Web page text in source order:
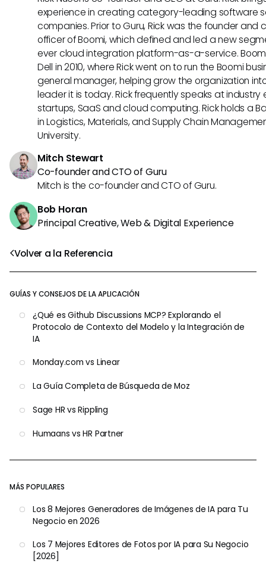
Volver a la Referencia
GUÍAS Y CONSEJOS DE LA APLICACIÓN
¿Qué es Github Discussions MCP? Explorando el
Protocolo de Contexto del Modelo y la Integración de
IA
Monday.com vs Linear
La Guía Completa de Búsqueda de Moz
Sage HR vs Rippling
Humaans vs HR Partner
MÁS POPULARES
Los 8 Mejores Generadores de Imágenes de IA para Tu
Negocio en 2026
Los 7 Mejores Editores de Fotos por IA para Su Negocio
[2026]
experience in creating category-leading software
companies. Prior to Guru, Rick was the founder and
officer of Boomi, which defined and led a new
ever cloud integration platform-as-a-service.
Dell in 2010, where Rick went on to run the Boomi
general manager, helping grow the organization
leader it is today. Rick frequently speaks at
startups, SaaS and cloud computing. Rick holds a
in Logistics, Materials, and Supply Chain
University.
Mitch Stewart
Co-founder and CTO of Guru
Mitch is the co-founder and CTO of Guru.
Bob Horan
Principal Creative, Web & Digital Experience